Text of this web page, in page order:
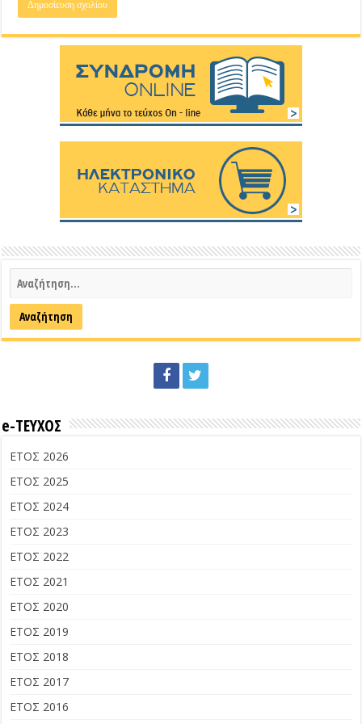
e-ΤΕΥΧΟΣ
ΕΤΟΣ 2026
ΕΤΟΣ 2025
ΕΤΟΣ 2024
ΕΤΟΣ 2023
ΕΤΟΣ 2022
ΕΤΟΣ 2021
ΕΤΟΣ 2020
ΕΤΟΣ 2019
ΕΤΟΣ 2018
ΕΤΟΣ 2017
ΕΤΟΣ 2016